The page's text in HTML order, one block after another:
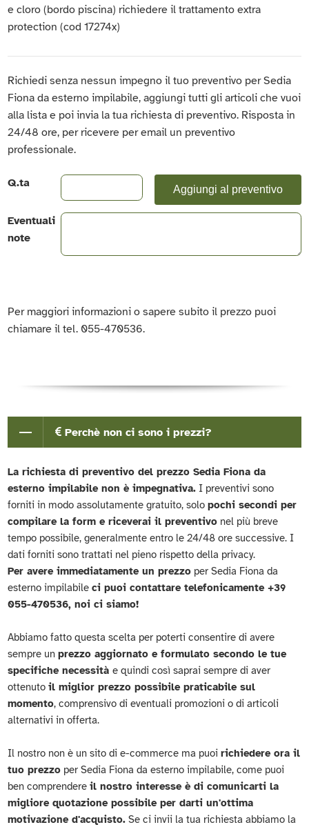
e cloro (bordo piscina) richiedere il trattamento extra
protection (cod 17274x)
Richiedi senza nessun impegno il tuo preventivo per Sedia
Fiona da esterno impilabile, aggiungi tutti gli articoli che vuoi
alla lista e poi invia la tua richiesta di preventivo. Risposta in
24/48 ore, per ricevere per email un preventivo
professionale.
Q.ta Aggiungi al preventivo
Eventuali
note
Per maggiori informazioni o sapere subito il prezzo puoi
chiamare il tel. 055-470536.
Perchè non ci sono i prezzi?
La richiesta di preventivo del prezzo Sedia Fiona da
esterno impilabile non è impegnativa. I preventivi sono
forniti in modo assolutamente gratuito, solopochi secondi per
compilare la form e riceverai il preventivo nel più breve
tempo possibile, generalmente entro le 24/48 ore successive. I
dati forniti sono trattati nel pieno rispetto della privacy.
Per avere immediatamente un prezzo per Sedia Fiona da
esterno impilabileci puoi contattare telefonicamente +39
055-470536, noi ci siamo!
Abbiamo fatto questa scelta per poterti consentire di avere
sempre unprezzo aggiornato e formulato secondo le tue
specifiche necessitàe quindi così saprai sempre di aver
ottenutoil miglior prezzo possibile praticabile sul
momento, comprensivo di eventuali promozioni o di articoli
alternativi in offerta.
Il nostro non è un sito di e-commerce ma puoirichiedere ora il
tuo prezzo per Sedia Fiona da esterno impilabile, come puoi
ben comprendereil nostro interesse è di comunicarti la
migliore quotazione possibile per darti un'ottima
motivazione d'acquisto. Se ci invii la tua richiesta abbiamo la